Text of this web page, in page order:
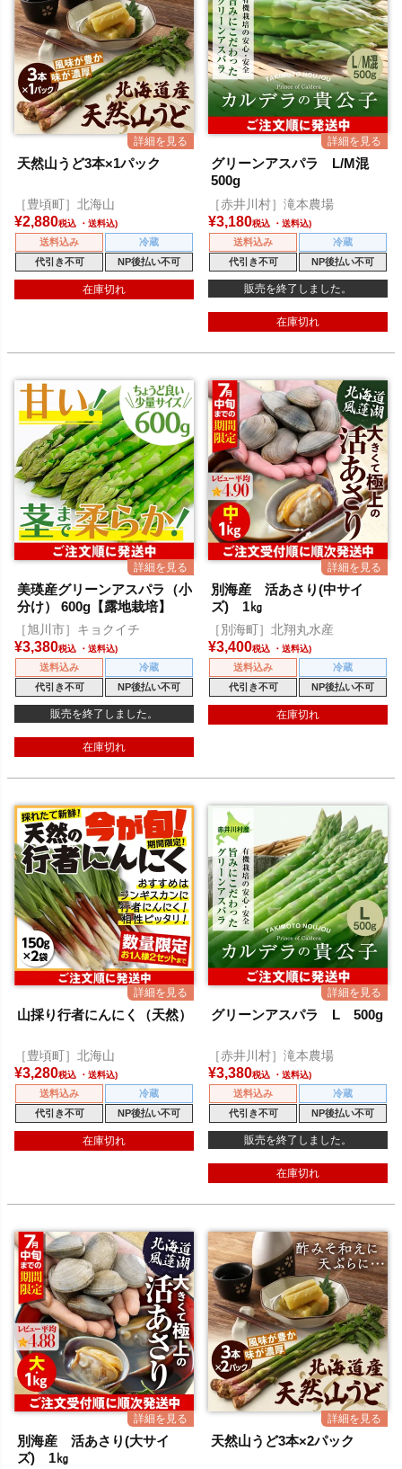
天然山うど3本×1パック
［豊頃町］北海山
¥2,880税込
送料込み
冷蔵
代引き不可
NP後払い不可
在庫切れ
グリーンアスパラ L/M混
500g
［赤井川村］滝本農場
¥3,180税込
送料込み
冷蔵
代引き不可
NP後払い不可
販売を終了しました。
在庫切れ
美瑛産グリーンアスパラ（小
分け） 600g【露地栽培】
［旭川市］キョクイチ
¥3,380税込
送料込み
冷蔵
代引き不可
NP後払い不可
販売を終了しました。
在庫切れ
別海産 活あさり(中サイ
ズ) 1㎏
［別海町］北翔丸水産
¥3,400税込
送料込み
冷蔵
代引き不可
NP後払い不可
在庫切れ
山採り行者にんにく（天然）
［豊頃町］北海山
¥3,280税込
送料込み
冷蔵
代引き不可
NP後払い不可
在庫切れ
グリーンアスパラ L 500g
［赤井川村］滝本農場
¥3,380税込
送料込み
冷蔵
代引き不可
NP後払い不可
販売を終了しました。
在庫切れ
別海産 活あさり(大サイ
ズ) 1㎏
天然山うど3本×2パック